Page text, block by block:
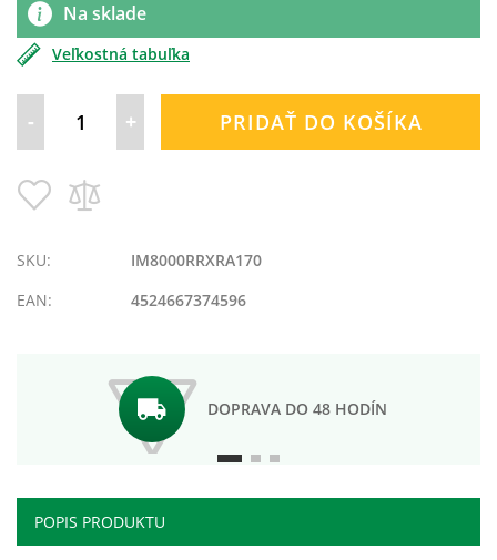
Na sklade
Veľkostná tabuľka
- + PRIDAŤ DO KOŠÍKA
Pridať
do
SKU:
IM8000RRXRA170
EAN:
4524667374596
DOPRAVA DO 48 HODÍN
POPIS PRODUKTU